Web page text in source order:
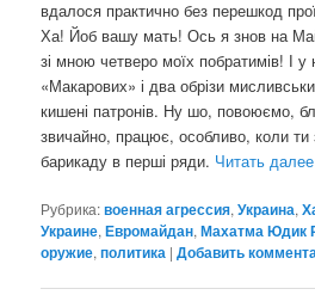
вдалося практично без перешкод
Ха! Йоб вашу мать! Ось я знов на
зі мною четверо моїх побратимів! І
«Макарових» і два обрізи
кишені патронів. Ну шо, повоюємо,
звичайно, працює, особливо, коли
барикаду в перші ряди. Читать далее
Рубрика:военная агрессия,Украина,
Украине,Евромайдан,Махатма Юдик
оружие,политика |Добавить